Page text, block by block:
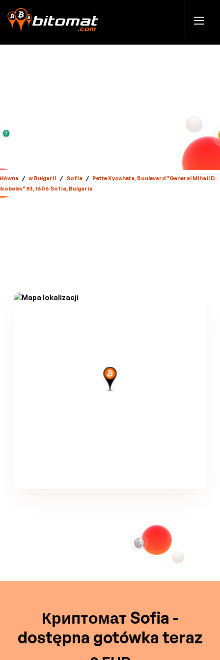
/ w Bułgarii / Sofia / Pette Kyosheta, Boulevard "General Mihail D.
53, 1606 Sofia, Bulgaria
Криптомат Sofia -
dostępna gotówka teraz